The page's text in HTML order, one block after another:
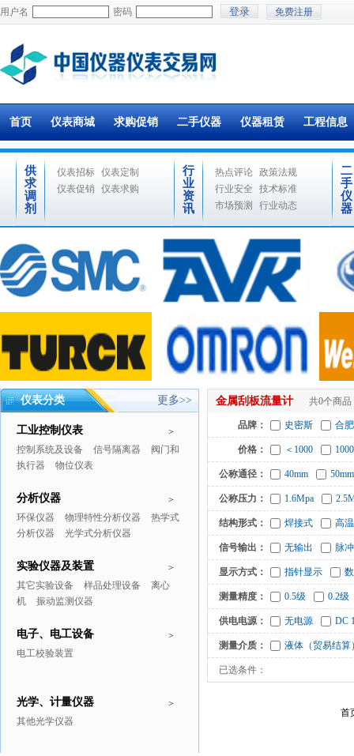
用户名 密码 免费注册
首页 仪表商城 求购促销 二手仪器 仪器租赁 工程信息
供
求
调
剂
仪表招标 仪表定制
仪表促销
仪表求购
行
业
资
讯
热点评论 政策法规
行业安全
技术标准
市场预测
行业动态
二
手
仪
器
仪表分类 更多>>
>
工业控制仪表
控制系统及设备 信号隔离器
阀门和
执行器
物位仪表
>
分析仪器
环保仪器 物理特性分析仪器
热学式
分析仪器
光学式分析仪器
>
实验仪器及装置
其它实验设备 样品处理设备
离心
机
振动监测仪器
>
电子、电工设备
电工校验装置
>
光学、计量仪器
其他光学仪器
金属刮板流量计 共0个商品
品牌： 史密斯 合
价格： ＜1000
公称通径： 40mm 50mm
公称压力： 1.6Mpa
结构形式： 焊接式 高
信号输出： 无输出 脉冲
显示方式： 指针显示
测量精度： 0.5级 0.2级
供电电源： 无电源 DC
测量介质： 液体（贸易结算
已选条件：
首